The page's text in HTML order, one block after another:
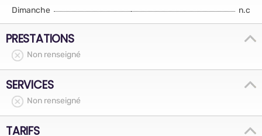
Dimanche
n.c
PRESTATIONS
Non renseigné
SERVICES
Non renseigné
TARIFS